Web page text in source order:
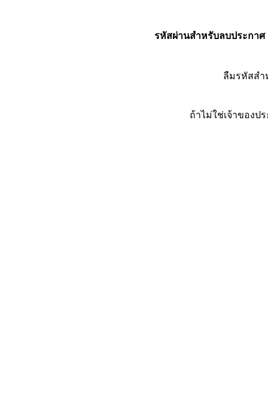
รหัสผ่านสำหรับลบประกาศ
ลืมรหัสส
ถ้าไม่ใช่เจ้าของป